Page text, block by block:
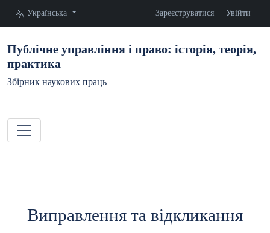
Змінити мову. Поточна мова:
Українська Зареєструватися Увійти
Публічне управління і право: історія, теорія,
практика
Збірник наукових праць
Виправлення та відкликання